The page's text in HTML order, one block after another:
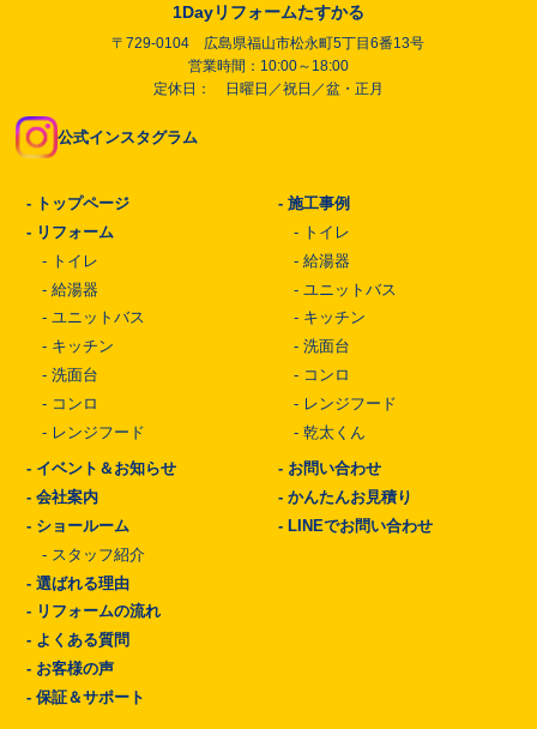
1Dayリフォームたすかる
〒729-0104 広島県福山市松永町5丁目6番13号
営業時間：10:00～18:00
定休日： 日曜日／祝日／盆・正月
公式インスタグラム
- トップページ
- リフォーム
- トイレ
- 給湯器
- ユニットバス
- キッチン
- 洗面台
- コンロ
- レンジフード
-施工事例
- トイレ
-給湯器
- ユニットバス
- キッチン
-洗面台
- コンロ
- レンジフード
-乾太くん
- イベント＆お知らせ
- 会社案内
- ショールーム
- スタッフ紹介
- 選ばれる理由
- リフォームの流れ
- よくある質問
- お客様の声
- 保証＆サポート
- お問い合わせ
-かんたんお見積り
- LINEでお問い合わせ